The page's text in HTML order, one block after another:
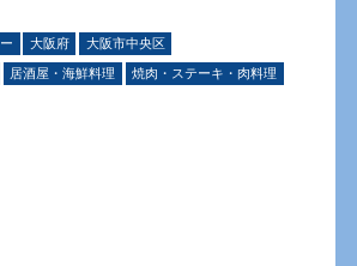
大阪府 大阪市中央区
居酒屋・海鮮料理 焼肉・ステーキ・肉料理